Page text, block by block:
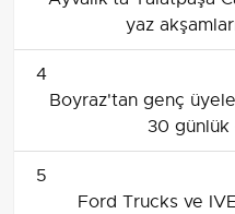
yaz
4
Boyraz'tan genç
30 günlük
5
Ford Trucks ve